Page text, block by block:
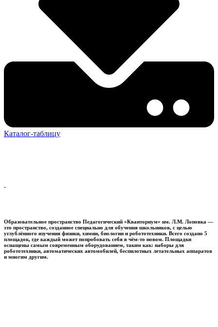
Каталог-таблицу
.
Образовательное пространство Педагогический «Кванториум» им. Л.М. Лоповка —
это пространство, созданное специально для обучения школьников, с целью
углублённого изучения физики, химии, биологии и робототехники. Всего создано 5
площадок, где каждый может попробовать себя в чём-то новом. Площадки
оснащены самым современным оборудованием, таким как: наборы для
робототехники, автоматических автомобилей, беспилотных летательных аппаратов
и многим другим.